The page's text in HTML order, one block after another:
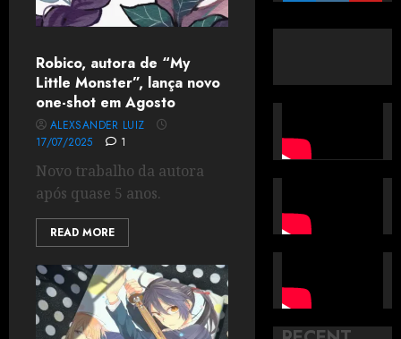
Robico, autora de “My
Little Monster”, lança novo
one-shot em Agosto
ALEXSANDER LUIZ
17/07/2025
1
Novo trabalho da autora
após quase 5 anos.
READ MORE